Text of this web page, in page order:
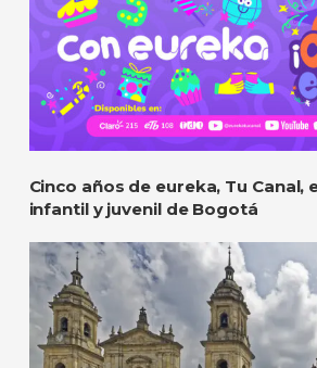
Cinco años de eureka, Tu Canal,
infantil y juvenil de Bogotá